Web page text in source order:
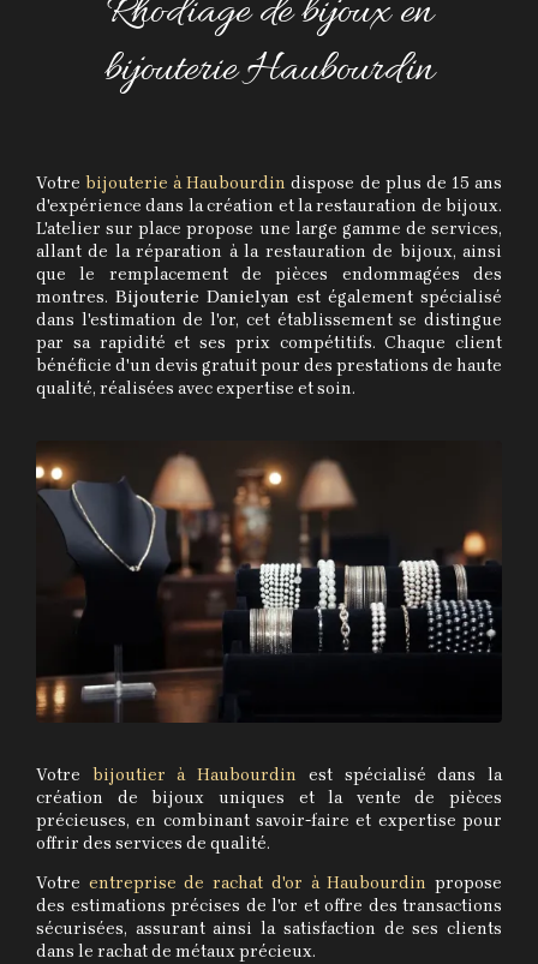
Rhodiage de bijoux en
bijouterie Haubourdin
Votre bijouterie à Haubourdin dispose de plus de 15 ans
d'expérience dans la création et la restauration de bijoux.
L'atelier sur place propose une large gamme de services,
allant de la réparation à la restauration de bijoux, ainsi
que le remplacement de pièces endommagées des
montres. Bijouterie Danielyan est également spécialisé
dans l'estimation de l'or, cet établissement se distingue
par sa rapidité et ses prix compétitifs. Chaque client
bénéficie d'un devis gratuit pour des prestations de haute
qualité, réalisées avec expertise et soin.
Votre bijoutier à Haubourdin est spécialisé dans la
création de bijoux uniques et la vente de pièces
précieuses, en combinant savoir-faire et expertise pour
offrir des services de qualité.
Votre entreprise de rachat d'or à Haubourdin propose
des estimations précises de l'or et offre des transactions
sécurisées, assurant ainsi la satisfaction de ses clients
dans le rachat de métaux précieux.